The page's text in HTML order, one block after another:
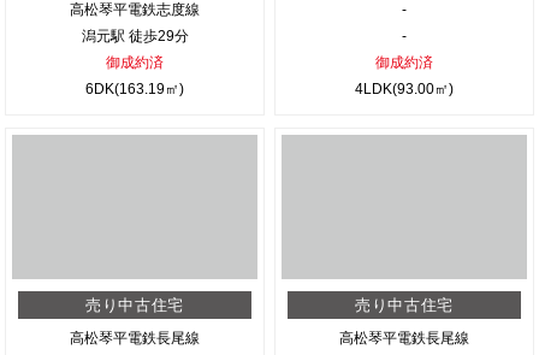
高松琴平電鉄志度線
潟元駅 徒歩29分
御成約済
6DK(163.19㎡)
-
-
御成約済
4LDK(93.00㎡)
売り中古住宅
高松琴平電鉄長尾線
売り中古住宅
高松琴平電鉄長尾線